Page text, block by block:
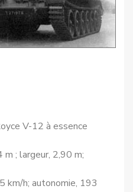
V-12 à essence
m ; largeur, 2,90 m;
km/h; autonomie, 193